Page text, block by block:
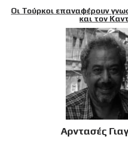
Οι Τούρκοι επαναφέρουν
και τον
Αρντασές